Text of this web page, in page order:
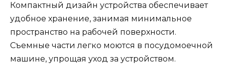
Компактный дизайн устройства обеспечивает
удобное хранение, занимая минимальное
пространство на рабочей поверхности.
Съемные части легко моются в посудомоечной
машине, упрощая уход за устройством.